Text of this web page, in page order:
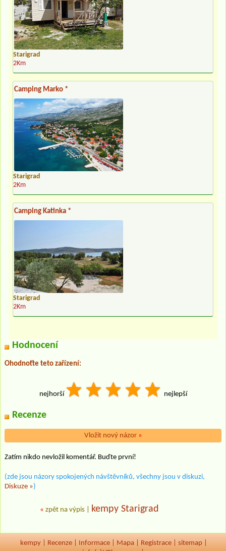
Starigrad
2Km
Camping Marko *
Starigrad
2Km
Camping Katinka *
Starigrad
2Km
Hodnocení
Ohodnoťte teto zařízení:
nejhorší nejlepší
Recenze
Vložit nový názor »
Zatím nikdo nevložil komentář. Buďte první!
(zde jsou názory spokojených návštěvníků, všechny jsou v diskuzi,
Diskuze »)
« zpět na výpis kempy Starigrad
kempy Recenze Informace Mapa Registrace sitemap